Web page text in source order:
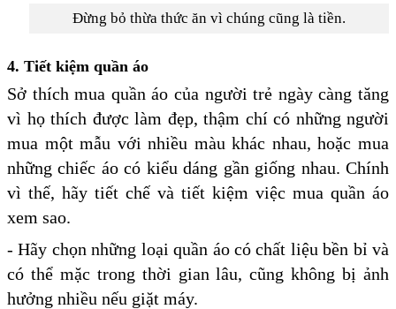
Đừng bỏ thừa thức ăn vì chúng cũng là tiền.
4. Tiết kiệm quần áo
Sở thích mua quần áo của người trẻ ngày càng tăng
vì họ thích được làm đẹp, thậm chí có những người
mua một mẫu với nhiều màu khác nhau, hoặc mua
những chiếc áo có kiểu dáng gần giống nhau. Chính
vì thế, hãy tiết chế và tiết kiệm việc mua quần áo
xem sao.
- Hãy chọn những loại quần áo có chất liệu bền bỉ và
có thể mặc trong thời gian lâu, cũng không bị ảnh
hưởng nhiều nếu giặt máy.